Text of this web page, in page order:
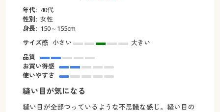
年代: 40代
性別: 女性
身長: 150～155cm
サイズ感 小さい
大きい
品質
お買い得感
使いやすさ
縫い目が気になる
縫い目が全部つっているような不思議な感じ。縫い目の